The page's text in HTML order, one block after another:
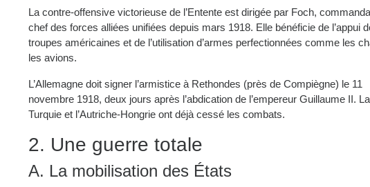
La contre-offensive victorieuse de l’Entente est dirigée par Foch,
chef des forces alliées unifiées depuis mars 1918. Elle bénéficie de l’appui
troupes américaines et de l’utilisation d’armes perfectionnées comme les
les avions.
L’Allemagne doit signer l’armistice à Rethondes (près de Compiègne) le 11
novembre 1918, deux jours après l’abdication de l’empereur Guillaume II. La
Turquie et l’Autriche-Hongrie ont déjà cessé les combats.
2. Une guerre totale
A. La mobilisation des États